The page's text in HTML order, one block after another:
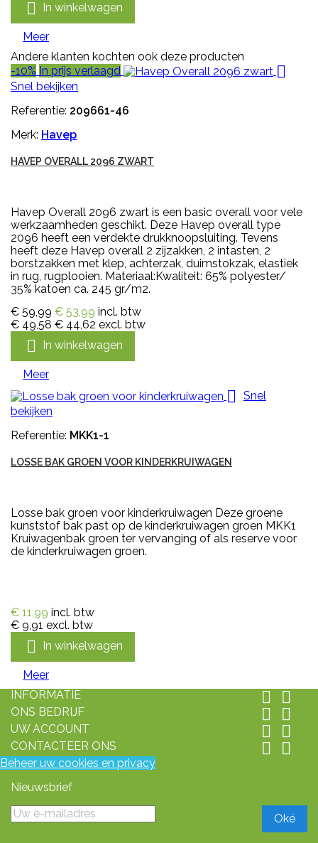
 In winkelwagen
Meer
Andere klanten kochten ook deze producten
-10% In prijs verlaagd 
Snel bekijken
Referentie: 209661-46
Merk: Havep
HAVEP OVERALL 2096 ZWART
Havep Overall 2096 zwart is een basic overall voor vele
werkzaamheden geschikt. Deze Havep overall type
2096 heeft een verdekte drukknoopsluiting. Tevens
heeft deze Havep overall 2 zijzakken, 2 intasten, 2
borstzakken met klep, achterzak, duimstokzak, elastiek
in rug, rugplooien. Materiaal:Kwaliteit: 65% polyester/
35% katoen ca. 245 gr/m2.
€ 59,99 € 53,99 incl. btw
€ 49,58 € 44,62 excl. btw
 In winkelwagen
Meer
 Snel
bekijken
Referentie: MKK1-1
LOSSE BAK GROEN VOOR KINDERKRUIWAGEN
Losse bak groen voor kinderkruiwagen Deze groene
kunststof bak past op de kinderkruiwagen groen MKK1
Kruiwagenbak groen ter vervanging of als reserve voor
de kinderkruiwagen groen.
€ 11,99 incl. btw
€ 9,91 excl. btw
 In winkelwagen
Meer
INFORMATIE
 
ONS BEDRIJF  
UW ACCOUNT  
CONTACTEER ONS  
Beheer uw cookies en privacy
Nieuwsbrief